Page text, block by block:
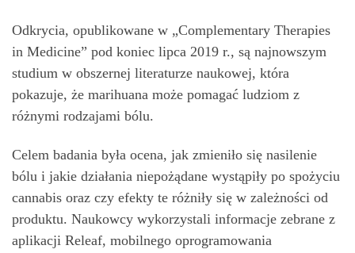
Odkrycia, opublikowane w „Complementary Therapies
in Medicine” pod koniec lipca 2019 r., są najnowszym
studium w obszernej literaturze naukowej, która
pokazuje, że marihuana może pomagać ludziom z
różnymi rodzajami bólu.
Celem badania była ocena, jak zmieniło się nasilenie
bólu i jakie działania niepożądane wystąpiły po spożyciu
cannabis oraz czy efekty te różniły się w zależności od
produktu. Naukowcy wykorzystali informacje zebrane z
aplikacji Releaf, mobilnego oprogramowania